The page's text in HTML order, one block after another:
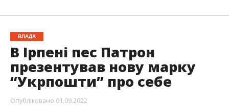
ВЛАДА
В Ірпені пес Патрон
презентував нову марку
“Укрпошти” про себе
Опубліковано 01.09.2022